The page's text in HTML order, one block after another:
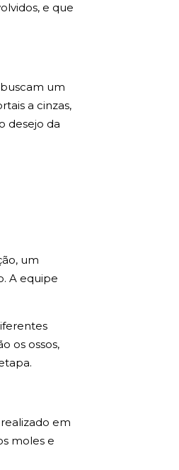
e que
um
a cinzas,
desejo da
um
A equipe
os ossos,
em
moles e